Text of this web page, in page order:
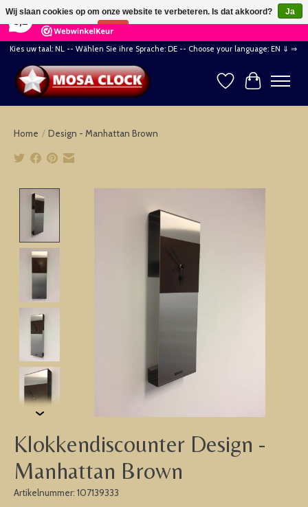
164 Reviews ×
Kies uw taal: NL -- Wählen Sie ihre Sprache: DE -- Choose your language: EN ⇓ ⇒
Verlanglijst
Home / Design - Manhattan Brown
Klokkendiscounter Design -
Manhattan Brown
Artikelnummer: 107139333
Wij slaan cookies op om onze website te verbeteren. Is dat akkoord?
Ja
Nee